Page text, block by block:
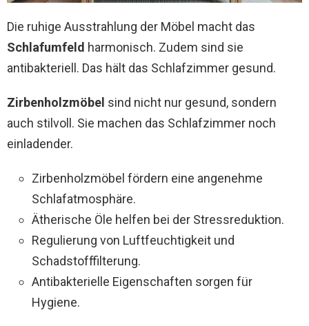
Die ruhige Ausstrahlung der Möbel macht das
Schlafumfeld harmonisch. Zudem sind sie
antibakteriell. Das hält das Schlafzimmer gesund.
Zirbenholzmöbel sind nicht nur gesund, sondern
auch stilvoll. Sie machen das Schlafzimmer noch
einladender.
Zirbenholzmöbel fördern eine angenehme
Schlafatmosphäre.
Ätherische Öle helfen bei der Stressreduktion.
Regulierung von Luftfeuchtigkeit und
Schadstofffilterung.
Antibakterielle Eigenschaften sorgen für
Hygiene.